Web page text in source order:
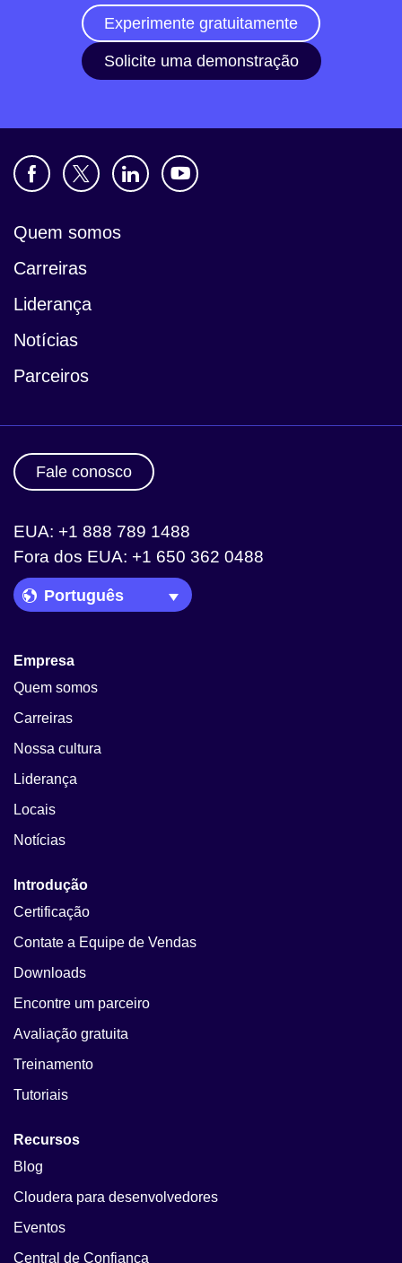
Experimente gratuitamente
Solicite uma demonstração
Quem somos
Carreiras
Liderança
Notícias
Parceiros
Fale conosco
EUA: +1 888 789 1488
Fora dos EUA: +1 650 362 0488
Language Picker
Empresa
Quem somos
Carreiras
Nossa cultura
Liderança
Locais
Notícias
Introdução
Certificação
Contate a Equipe de Vendas
Downloads
Encontre um parceiro
Avaliação gratuita
Treinamento
Tutoriais
Recursos
Blog
Cloudera para desenvolvedores
Eventos
Central de Confiança